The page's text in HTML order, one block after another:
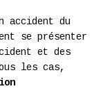
accident du
se présenter
et des
les cas,